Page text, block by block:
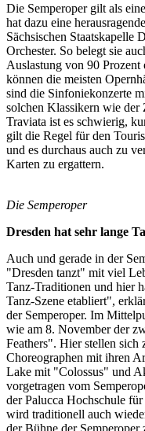
Die Semperoper gilt als
hat dazu eine
Sächsischen Staatskapelle
Orchester. So belegt sie
Auslastung von 90 Prozent
können die meisten
sind die Sinfoniekonzerte
solchen Klassikern wie der
Traviata ist es schwierig,
gilt die Regel für den
und es durchaus auch zu
Karten zu ergattern.
Die Semperoper
Dresden hat sehr lange
Auch und gerade in der
"Dresden tanzt" mit viel
Tanz-Traditionen und hier
Tanz-Szene etabliert",
der Semperoper. Im
wie am 8. November der
Feathers". Hier stellen sich
Choreographen mit ihren
Lake mit "Colossus" und
vorgetragen vom
der Palucca Hochschule
wird traditionell auch
der Bühne der Semperoper